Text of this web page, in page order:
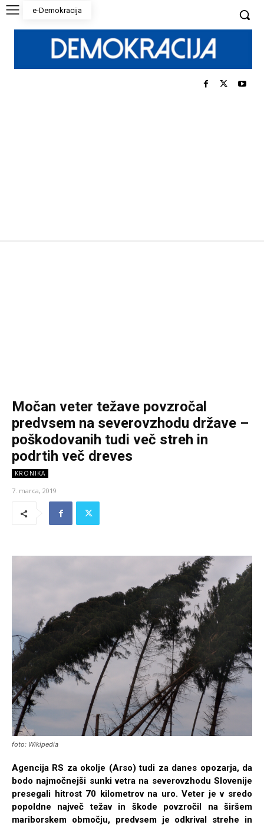
e-Demokracija
Močan veter težave povzročal
predvsem na severovzhodu države –
poškodovanih tudi več streh in
podrtih več dreves
KRONIKA
7. marca, 2019
foto: Wikipedia
Agencija RS za okolje (Arso) tudi za danes opozarja, da
bodo najmočnejši sunki vetra na severovzhodu Slovenije
presegali hitrost 70 kilometrov na uro. Veter je v sredo
popoldne največ težav in škode povzročil na širšem
mariborskem območju, predvsem je odkrival strehe in